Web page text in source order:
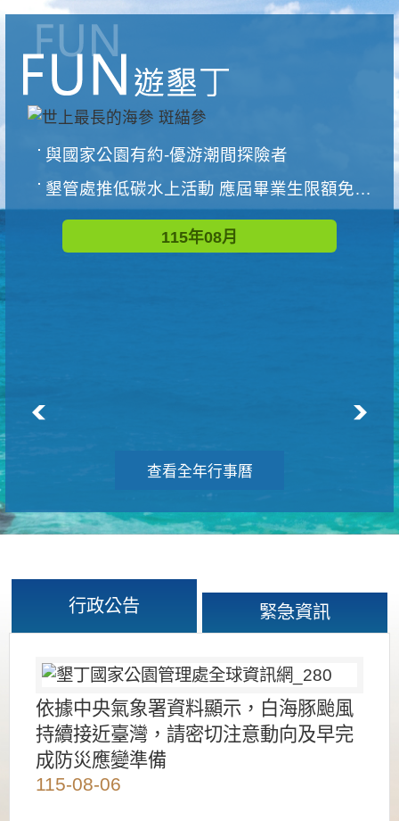
與國家公園有約-優游潮間探險者
墾管處推低碳水上活動 應屆畢業生限額免費參加
115年08月
查看全年行事曆
行政公告 緊急資訊
依據中央氣象署資料顯示，白海豚颱風
持續接近臺灣，請密切注意動向及早完
成防災應變準備
115-08-06